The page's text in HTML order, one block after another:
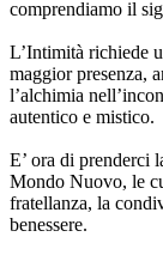
comprendiamo il
L’Intimità richiede
maggior presenza,
l’alchimia
autentico e mistico.
E’ ora di prenderci
Mondo Nuovo, le
fratellanza, la
benessere.